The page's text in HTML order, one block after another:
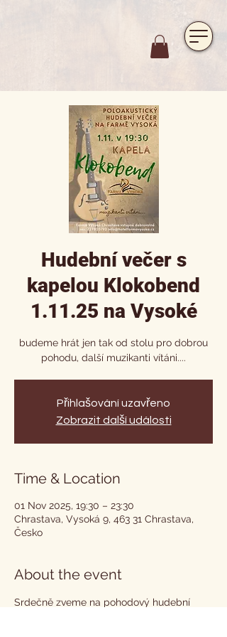
Hudební večer s
kapelou Klokobend
1.11.25 na Vysoké
budeme hrát jen tak od stolu pro dobrou
pohodu, další muzikanti vítáni....
Přihlašování uzavřeno
Zobrazit další události
Time & Location
01 Nov 2025, 19:30 – 23:30
Chrastava, Vysoká 9, 463 31 Chrastava,
Česko
About the event
Srdečně zveme na pohodový hudební